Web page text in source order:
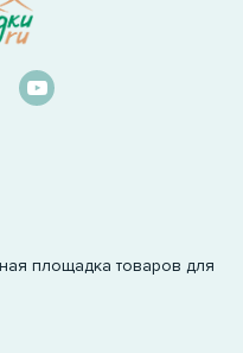
площадка товаров для